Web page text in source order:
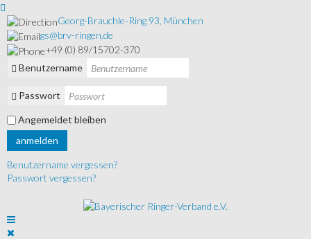
Georg-Brauchle-Ring 93, München
gs@brv-ringen.de
+49 (0) 89/15702-370
Benutzername
Passwort
Angemeldet bleiben
anmelden
Benutzername vergessen?
Passwort vergessen?